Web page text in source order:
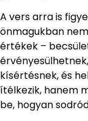
A vers arra is
önmagukban
értékek –
kísértésnek, és
ítélkezik, hanem
be, hogyan